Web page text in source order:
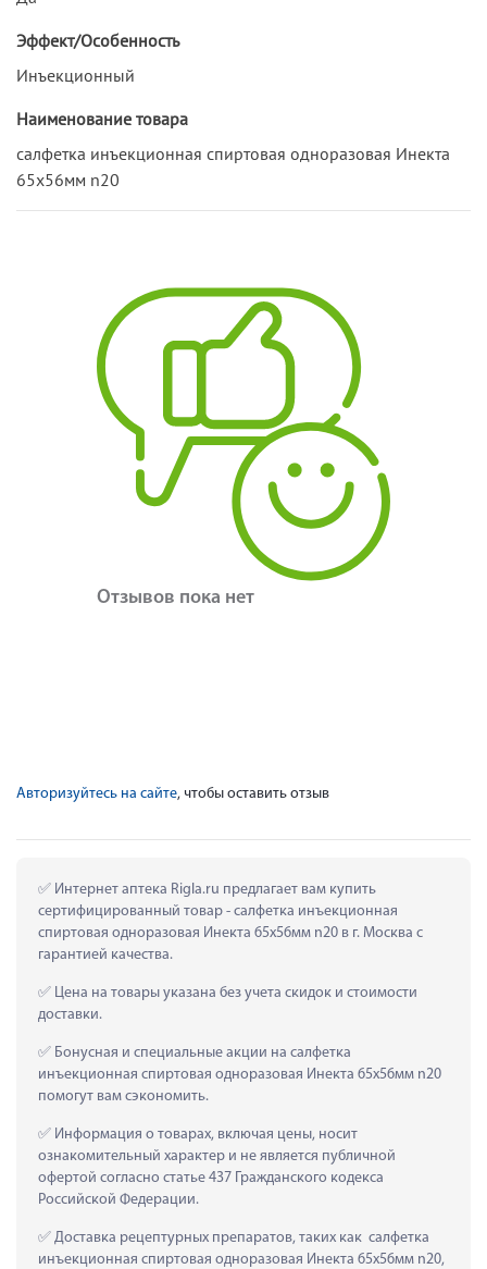
Эффект/Особенность
Инъекционный
Наименование товара
салфетка инъекционная спиртовая одноразовая Инекта
65х56мм n20
Отзывов пока нет
Авторизуйтесь на сайте, чтобы оставить отзыв
Интернет аптека Rigla.ru предлагает вам купить
сертифицированный товар - салфетка инъекционная
спиртовая одноразовая Инекта 65х56мм n20 в г. Москва с
гарантией качества.
Цена на товары указана без учета скидок и стоимости
доставки.
Бонусная и специальные акции на салфетка
инъекционная спиртовая одноразовая Инекта 65х56мм n20
помогут вам сэкономить.
Информация о товарах, включая цены, носит
ознакомительный характер и не является публичной
офертой согласно статье 437 Гражданского кодекса
Российской Федерации.
Доставка рецептурных препаратов, таких как  салфетка
инъекционная спиртовая одноразовая Инекта 65х56мм n20,